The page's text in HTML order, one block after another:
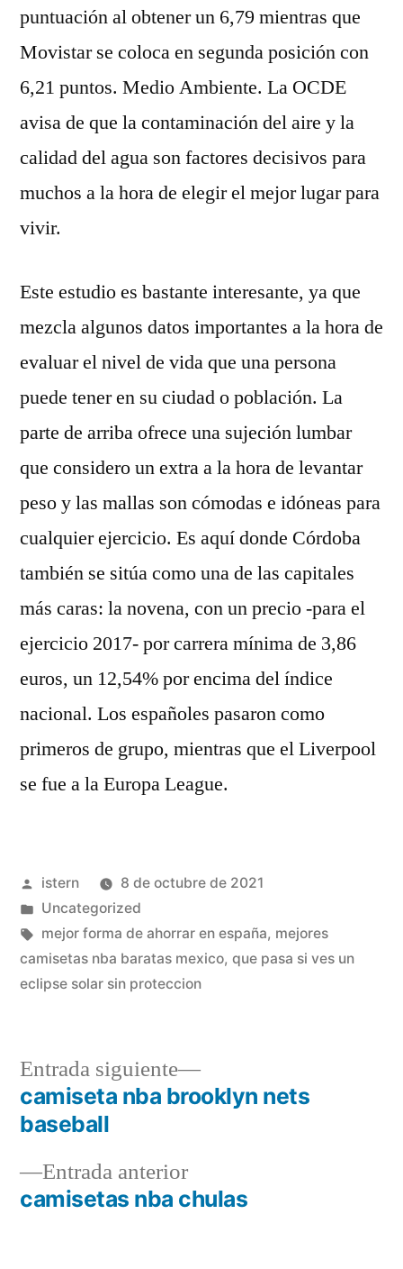
puntuación al obtener un 6,79 mientras que
Movistar se coloca en segunda posición con
6,21 puntos. Medio Ambiente. La OCDE
avisa de que la contaminación del aire y la
calidad del agua son factores decisivos para
muchos a la hora de elegir el mejor lugar para
vivir.
Este estudio es bastante interesante, ya que
mezcla algunos datos importantes a la hora de
evaluar el nivel de vida que una persona
puede tener en su ciudad o población. La
parte de arriba ofrece una sujeción lumbar
que considero un extra a la hora de levantar
peso y las mallas son cómodas e idóneas para
cualquier ejercicio. Es aquí donde Córdoba
también se sitúa como una de las capitales
más caras: la novena, con un precio -para el
ejercicio 2017- por carrera mínima de 3,86
euros, un 12,54% por encima del índice
nacional. Los españoles pasaron como
primeros de grupo, mientras que el Liverpool
se fue a la Europa League.
Publicado
por
istern
8 de octubre de 2021
Publicado
en
Uncategorized
Etiquetas:
mejor forma de ahorrar en españa, mejores
camisetas nba baratas mexico, que pasa si ves un
eclipse solar sin proteccion
Navegación
entradas
Entrada anteriorEntrada
anterior:
camisetas nba chulas
Entrada siguiente
Entrada
siguiente:
camiseta nba brooklyn nets
baseball